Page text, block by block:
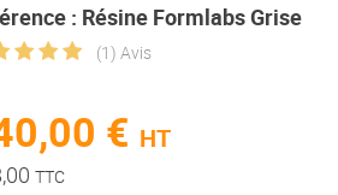
: Résine Formlabs Grise
(1) Avis
€ HT
TTC